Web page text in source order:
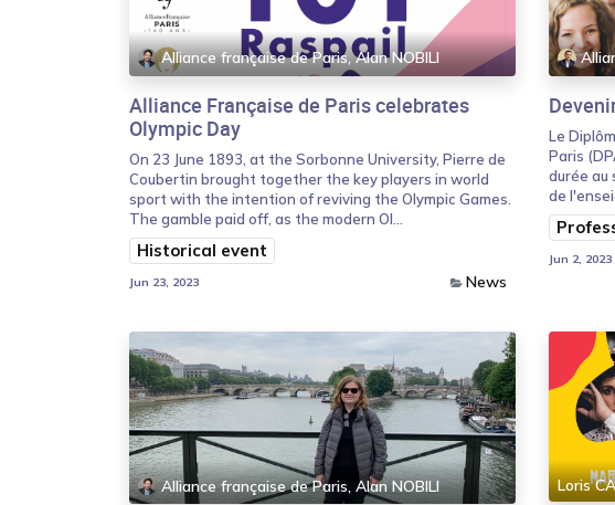
Alliance française de Paris, Alan NOBILI
Alliance Française de Paris celebrates
Olympic Day
On 23 June 1893, at the Sorbonne University, Pierre de
Coubertin brought together the key players in world
sport with the intention of reviving the Olympic Games.
The gamble paid off, as the modern Ol...
Historical event
Jun 23, 2023 News
Le
Paris
durée au
de
Jun 2, 2023
Alliance française de Paris, Alan NOBILI Loris